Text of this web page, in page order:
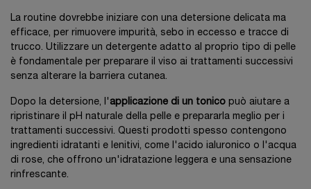
La routine dovrebbe iniziare con una detersione delicata ma
efficace, per rimuovere impurità, sebo in eccesso e tracce di
trucco. Utilizzare un detergente adatto al proprio tipo di pelle
è fondamentale per preparare il viso ai trattamenti successivi
senza alterare la barriera cutanea.
Dopo la detersione, l' applicazione di un tonico può aiutare a
ripristinare il pH naturale della pelle e prepararla meglio per i
trattamenti successivi. Questi prodotti spesso contengono
ingredienti idratanti e lenitivi, come l'acido ialuronico o l'acqua
di rose, che offrono un'idratazione leggera e una sensazione
rinfrescante.